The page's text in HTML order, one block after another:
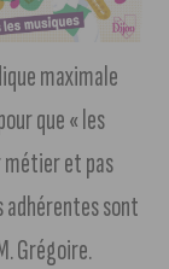
maximale
que « les
métier et pas
sont
Grégoire.